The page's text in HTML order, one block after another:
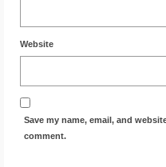
Website
Save my name, email, and
comment.